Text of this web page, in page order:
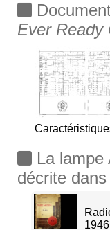
Ever Ready
La lampe
décrite
1946